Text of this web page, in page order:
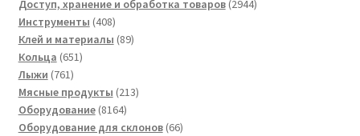
товаров
Доступ, хранение и обработка товаров 29442944
Инструменты 408408
товаров
Клей и материалы 8989
Кольца 651651
Лыжи 761761
товар
Мясные продукты 213213
Оборудование 81648164
товара
Оборудование для склонов 6666